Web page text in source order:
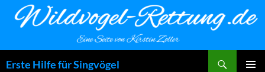
Inhalt
Erste Hilfe für Singvögel